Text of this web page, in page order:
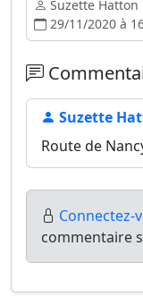
Suzette Hatton
29/11/2020 à
Suzette
Route de
Connectez-
commentaire